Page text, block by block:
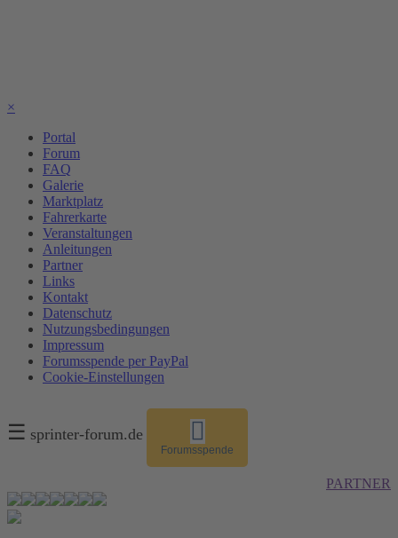
×
Portal
Forum
FAQ
Galerie
Marktplatz
Fahrerkarte
Veranstaltungen
Anleitungen
Partner
Links
Kontakt
Datenschutz
Nutzungsbedingungen
Impressum
Forumsspende per PayPal
Cookie-Einstellungen
☰ sprinter-forum.de
Forumsspende
PARTNER